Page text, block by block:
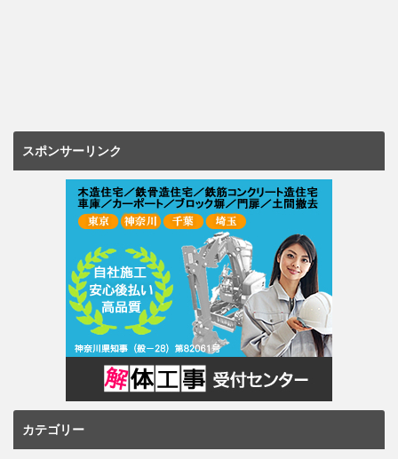
スポンサーリンク
カテゴリー